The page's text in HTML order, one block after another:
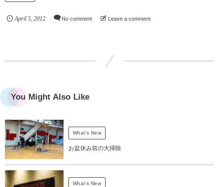
April 5, 2012 No comment Leave a comment
You Might Also Like
What's New
お盆休み前の大掃除
What's New